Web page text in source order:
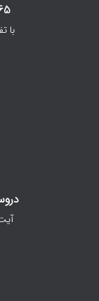
365 حکمت صوتی نهج البلاغه
با